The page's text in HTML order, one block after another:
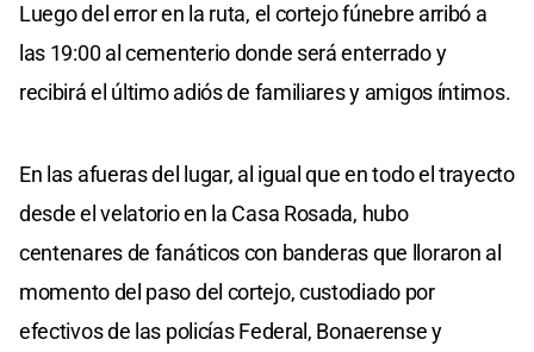
Luego del error en la ruta, el cortejo fúnebre arribó a
las 19:00 al cementerio donde será enterrado y
recibirá el último adiós de familiares y amigos íntimos.
En las afueras del lugar, al igual que en todo el trayecto
desde el velatorio en la Casa Rosada, hubo
centenares de fanáticos con banderas que lloraron al
momento del paso del cortejo, custodiado por
efectivos de las policías Federal, Bonaerense y